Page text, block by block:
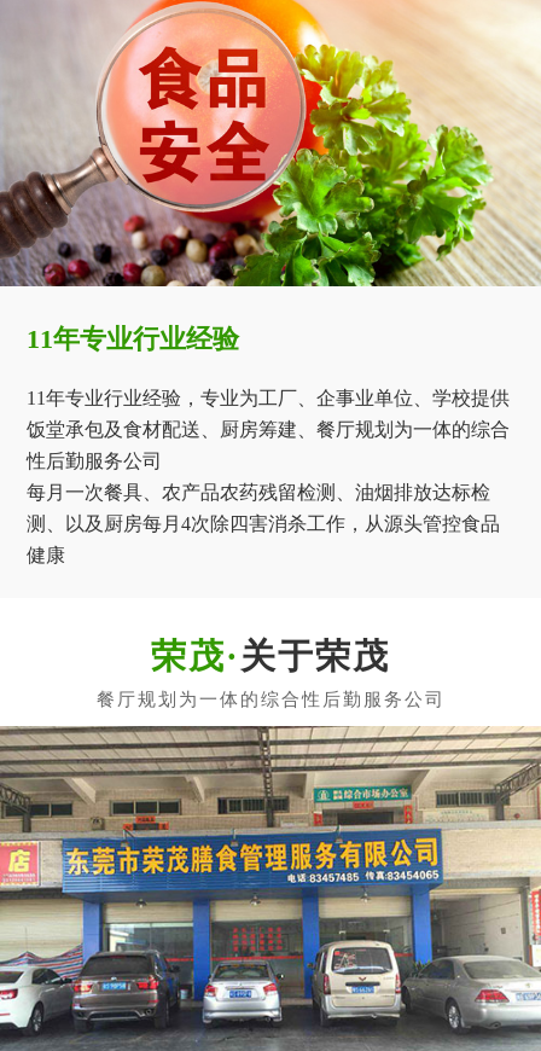
11年专业行业经验
11年专业行业经验，专业为工厂、企事业单位、学校提供
饭堂承包及食材配送、厨房筹建、餐厅规划为一体的综合
性后勤服务公司
每月一次餐具、农产品农药残留检测、油烟排放达标检
测、以及厨房每月4次除四害消杀工作，从源头管控食品
健康
关于荣茂